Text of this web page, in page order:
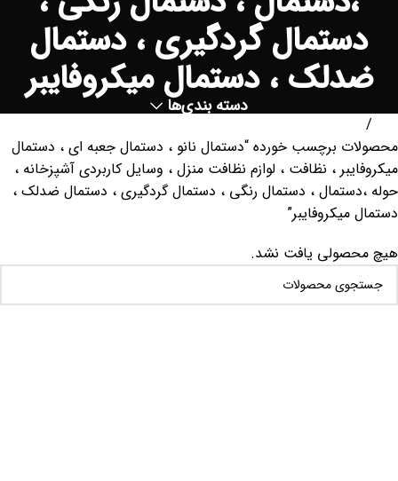
دستمال گردگیری ، دستمال
ضدلک ، دستمال میکروفایبر
دسته بندی‌ها
محصولات برچسب خورده “دستمال نانو ، دستمال جعبه ای ، دستمال
میکروفایبر ، نظافت ، لوازم نظافت منزل ، وسایل کاربردی آشپزخانه ،
حوله ،دستمال ، دستمال رنگی ، دستمال گردگیری ، دستمال ضدلک ،
دستمال میکروفایبر”
هیچ محصولی یافت نشد.